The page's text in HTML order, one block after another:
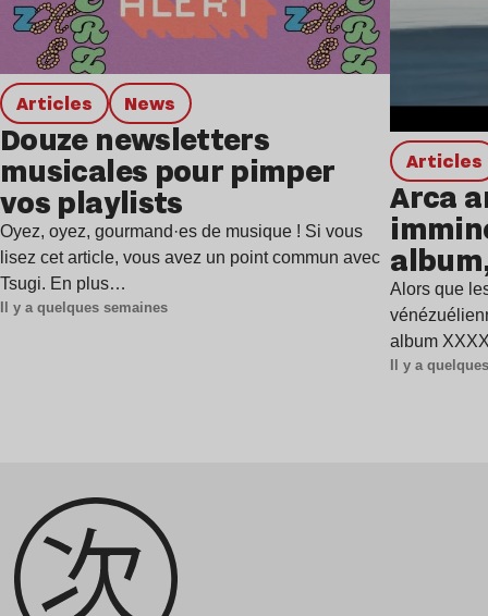
Articles news
Douze newsletters
musicales pour pimper
vos playlists
Oyez, oyez, gourmand·es de musique ! Si vous
lisez cet article, vous avez un point commun avec
Tsugi. En plus…
Il y a quelques semaines
Articles
Arca
Alors que
album
Il y a